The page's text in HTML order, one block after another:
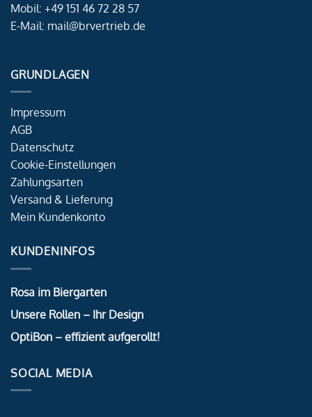
Mobil: +49 151 46 72 28 57
E-Mail: mail@brvertrieb.de
GRUNDLAGEN
Impressum
AGB
Datenschutz
Cookie-Einstellungen
Zahlungsarten
Versand & Lieferung
Mein Kundenkonto
KUNDENINFOS
Rosa im Biergarten
Unsere Rollen – Ihr Design
OptiBon – effizient aufgerollt!
SOCIAL MEDIA